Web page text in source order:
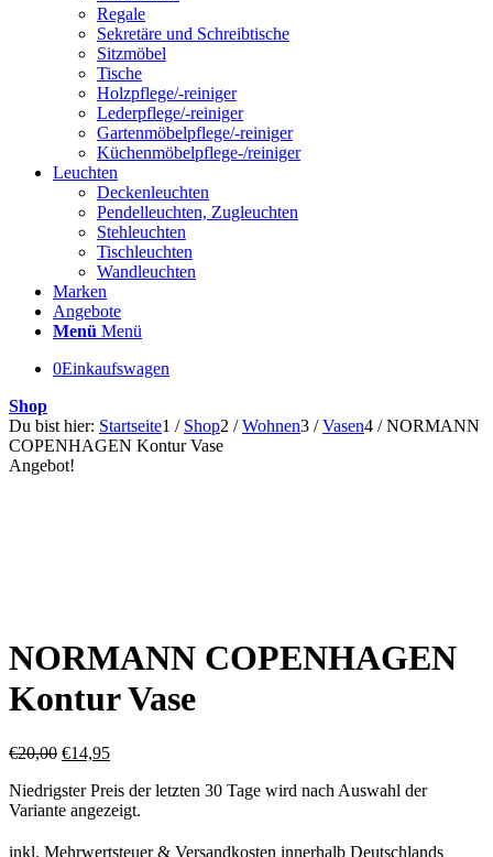
Regale
Sekretäre und Schreibtische
Sitzmöbel
Tische
Holzpflege/-reiniger
Lederpflege/-reiniger
Gartenmöbelpflege/-reiniger
Küchenmöbelpflege-/reiniger
Leuchten
Deckenleuchten
Pendelleuchten, Zugleuchten
Stehleuchten
Tischleuchten
Wandleuchten
Marken
Angebote
Menü Menü
0Einkaufswagen
Shop
Du bist hier: Startseite1 / Shop2 / Wohnen3 / Vasen4 / NORMANN
COPENHAGEN Kontur Vase
Angebot!
NORMANN COPENHAGEN
Kontur Vase
€20,00 Ursprünglicher
war:
€20,00
€14,95Aktueller
ist:
€14,95.
Niedrigster Preis der letzten 30 Tage wird nach Auswahl der
Variante angezeigt.
inkl. Mehrwertsteuer & Versandkosten innerhalb Deutschlands